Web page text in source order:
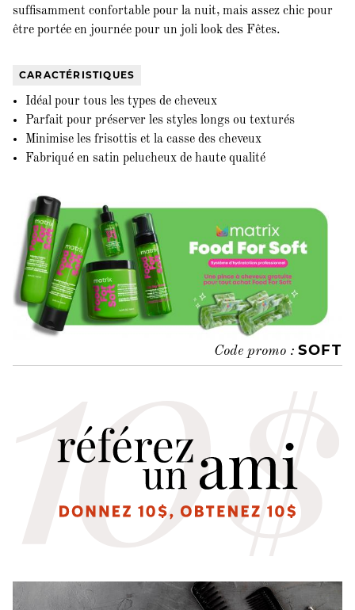
suffisamment confortable pour la nuit, mais assez chic pour
être portée en journée pour un joli look des Fêtes.
CARACTÉRISTIQUES
Idéal pour tous les types de cheveux
Parfait pour préserver les styles longs ou texturés
Minimise les frisottis et la casse des cheveux
Fabriqué en satin pelucheux de haute qualité
Code promo : SOFT